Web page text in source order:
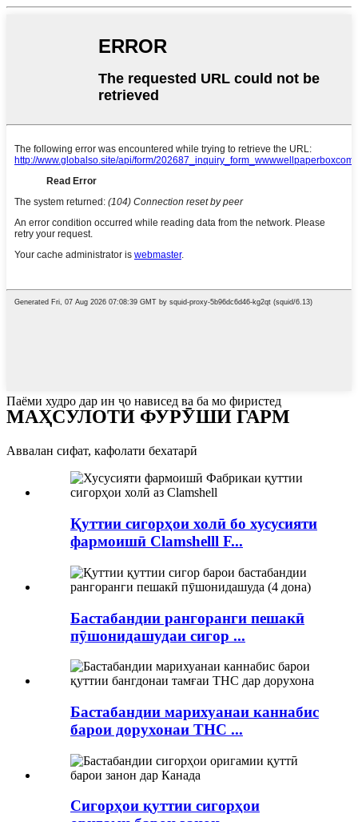
Паёми худро дар ин ҷо нависед ва ба мо фиристед
МАҲСУЛОТИ ФУРӮШИ ГАРМ
Аввалан сифат, кафолати бехатарӣ
Қуттии сигорҳои холӣ бо хусусияти
фармоишӣ Clamshelll F...
Бастабандии рангоранги пешакӣ
пӯшонидашудаи сигор ...
Бастабандии марихуанаи каннабис
барои дорухонаи THC ...
Сигорҳои қуттии сигорҳои